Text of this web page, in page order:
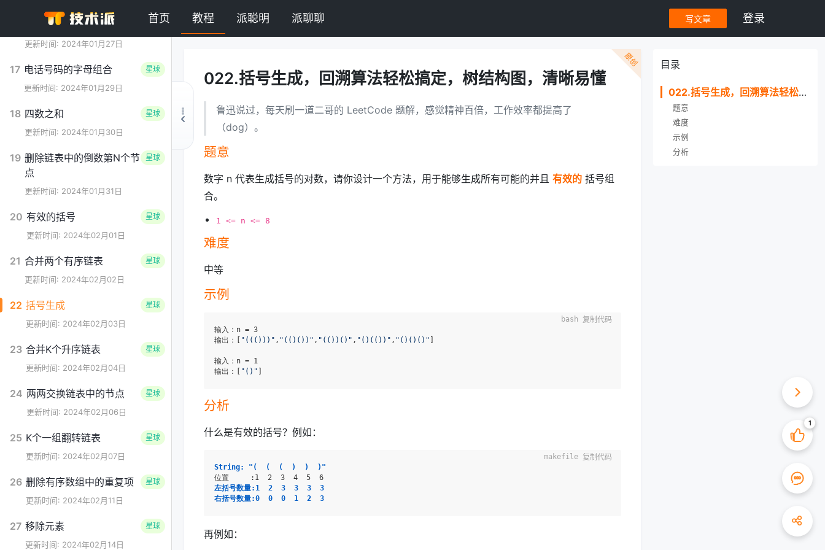
首页 教程 派聪明 派聊聊 写文章 登录
最接近的三数之和
更新时间: 2024年01月27日
星球
17 电话号码的字母组合
更新时间: 2024年01月29日
星球
18 四数之和
更新时间: 2024年01月30日
星球
19 删除链表中的倒数第N个节
点
更新时间: 2024年01月31日
星球
20 有效的括号
更新时间: 2024年02月01日
星球
21 合并两个有序链表
更新时间: 2024年02月02日
星球
22 括号生成
更新时间: 2024年02月03日
星球
23 合并K个升序链表
更新时间: 2024年02月04日
星球
24 两两交换链表中的节点
更新时间: 2024年02月06日
星球
25 K个一组翻转链表
更新时间: 2024年02月07日
星球
26 删除有序数组中的重复项
更新时间: 2024年02月11日
星球
27 移除元素
更新时间: 2024年02月14日
星球
原创
022.括号生成，回溯算法轻松搞定，树结构图，清晰易懂
鲁迅说过，每天刷一道二哥的 LeetCode 题解，感觉精神百倍，工作效率都提高了
（dog）。
题意
数字 n 代表生成括号的对数，请你设计一个方法，用于能够生成所有可能的并且 有效的 括号组
合。
1 <= n <= 8
难度
中等
示例
输入：n = 3
输出：[
"((()))" , "(()())" , "(())()" , "()(())" , "()()()"
输入：n = 1
输出：[
"()"
复制代码
分析
什么是有效的括号？例如：
String: "(  (  (  )  )  )"
左括号数量:1  2  3  3  3  3
右括号数量:0  0  0  1  2  3
复制代码
再例如：
目录
022.括号生成，回溯算法轻松搞定，树结构图，清晰易懂
题意
难度
示例
分析